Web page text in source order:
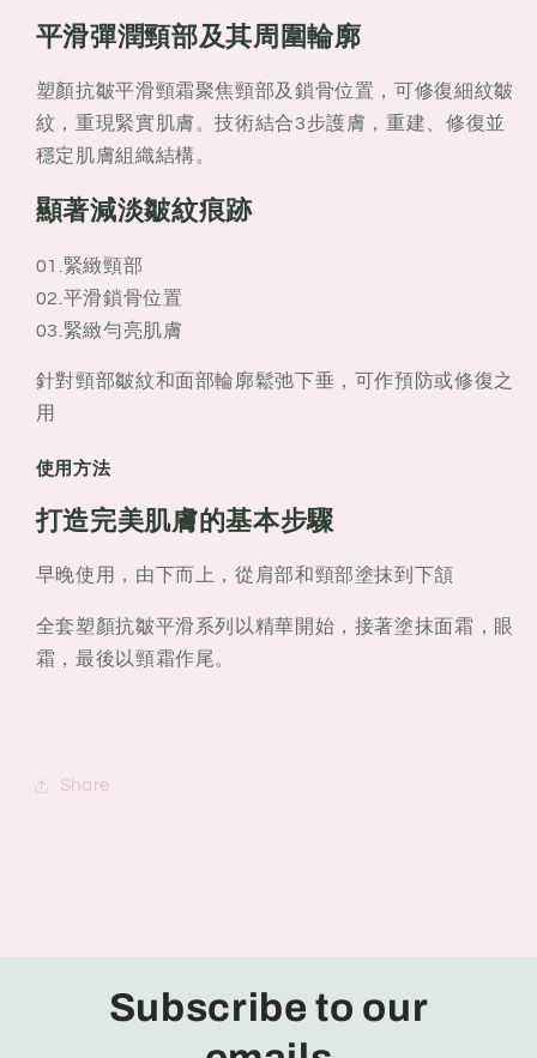
頸
霜
50ml
頸
霜
50ml
平滑彈潤頸部及其周圍輪廓
塑顏抗皺平滑頸霜聚焦頸部及鎖骨位置，可修復細紋皺
紋，重現緊實肌膚。技術結合3步護膚，重建、修復並
穩定肌膚組織結構。
顯著減淡皺紋痕跡
01.緊緻頸部
02.平滑鎖骨位置
03.緊緻勻亮肌膚
針對頸部皺紋和面部輪廓鬆弛下垂，可作預防或修復之
用
使用方法
打造完美肌膚的基本步驟
早晚使用，由下而上，從肩部和頸部塗抹到下頷
全套塑顏抗皺平滑系列以精華開始，接著塗抹面霜，眼
霜，最後以頸霜作尾。
Share
Subscribe to our